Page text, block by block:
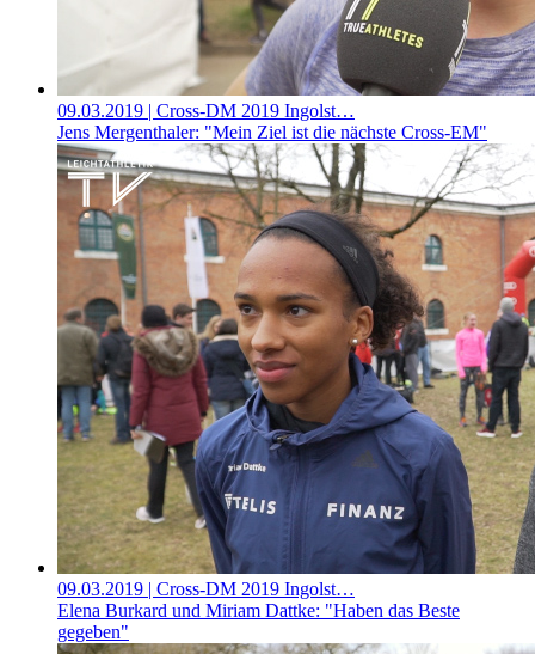
09.03.2019 | Cross-DM 2019 Ingolst…
Jens Mergenthaler: "Mein Ziel ist die nächste Cross-EM"
09.03.2019 | Cross-DM 2019 Ingolst…
Elena Burkard und Miriam Dattke: "Haben das Beste
gegeben"